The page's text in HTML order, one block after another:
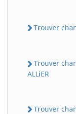
Trouver
Trouver
ALLiER
Trouver